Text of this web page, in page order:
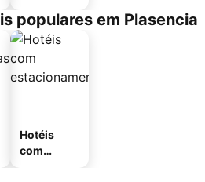
populares em Plasencia
Hotéis
com